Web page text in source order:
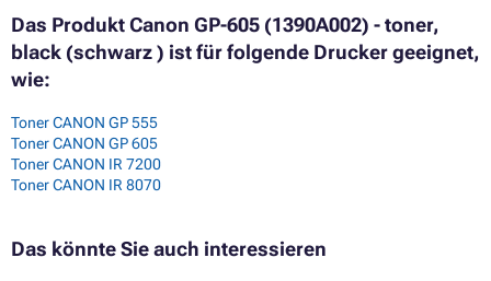
Das Produkt Canon GP-605 (1390A002) - toner,
black (schwarz ) ist für folgende Drucker geeignet,
wie:
Toner CANON GP 555
Toner CANON GP 605
Toner CANON IR 7200
Toner CANON IR 8070
Das könnte Sie auch interessieren